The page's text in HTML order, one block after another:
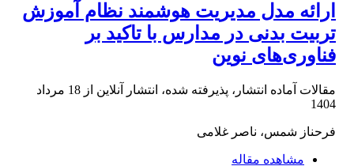
ارائه مدل مدیریت هوشمند نظام آموزش
تربیت بدنی در مدارس با تاکید بر
فناوری‌های نوین
مقالات آماده انتشار، پذیرفته شده، انتشار آنلاین از
18 مرداد
1404
فرحناز شمس، ناصر غلامی
مشاهده مقاله